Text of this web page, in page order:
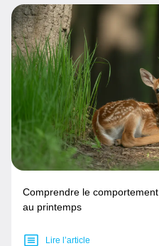
Comprendre le
au printemps
Lire l’article